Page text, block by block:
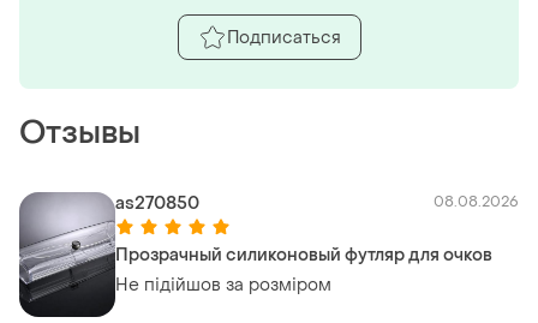
Отзывы
as270850 08.08.2026
Прозрачный силиконовый футляр для очков
Не підійшов за розміром
Подписаться